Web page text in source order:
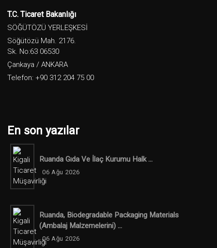
T.C. Ticaret Bakanlığı
SÖĞÜTÖZÜ YERLEŞKESİ
Söğütözü Mah. 2176.
Sk. No:63 06530
Çankaya / ANKARA
Telefon: +90 312 204 75 00
En son yazılar
Ruanda Gıda Ve İlaç Kurumu Halk ...
06 Ağu 2026
Ruanda, Biodegradable Packaging Materials
(ambalaj Malzemelerini) ...
06 Ağu 2026